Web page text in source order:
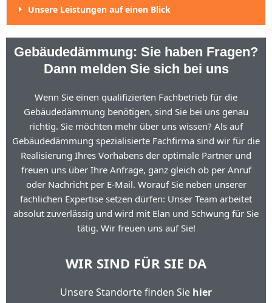
Unsere Leistungen auf einen Blick
Gebäudedämmung: Sie haben Fragen?
Dann melden Sie sich bei uns
Wenn Sie einen qualifizierten Fachbetrieb für die
Gebäudedämmung benötigen, sind Sie bei uns genau
richtig. Sie möchten mehr über uns wissen? Als auf
Gebäudedämmung spezialisierte Fachfirma sind wir für die
Realisierung Ihres Vorhabens der optimale Partner und
freuen uns über Ihre Anfrage, ganz gleich ob per Anruf
oder Nachricht per E-Mail. Worauf Sie neben unserer
fachlichen Expertise setzen dürfen: Unser Team arbeitet
absolut zuverlässig und wird mit Elan und Schwung für Sie
tätig. Wir freuen uns auf Sie!
WIR SIND FÜR SIE DA
Unsere Standorte finden Sie hier